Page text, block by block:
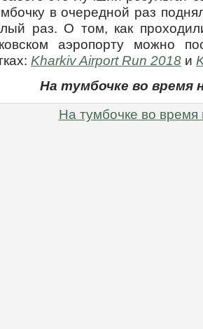
в очередной раз
раз. О том, как
аэропорту можно
Kharkiv Airport Run 2018 и
На тумбочке во время